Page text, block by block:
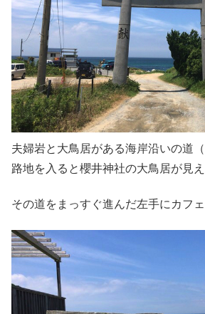
夫婦岩と大鳥居がある海岸沿いの道
路地を入ると櫻井神社の大鳥居が見え
その道をまっすぐ進んだ左手にカフ